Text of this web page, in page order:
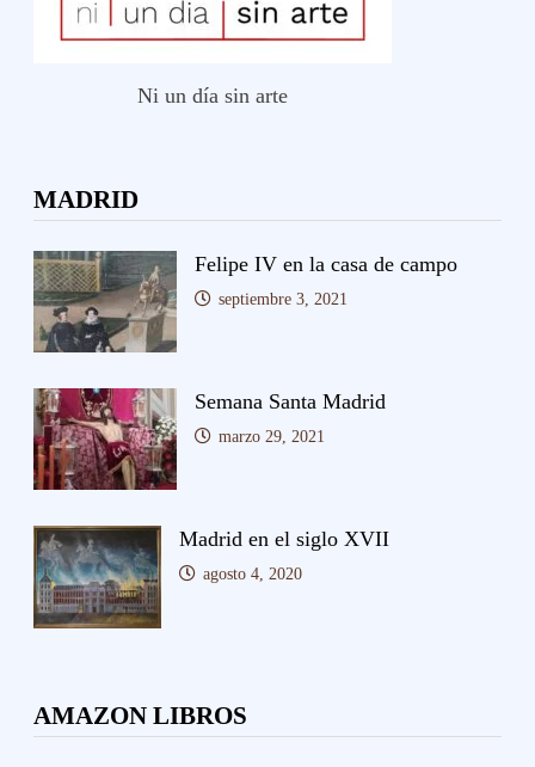
Ni un día sin arte
MADRID
Felipe IV en la casa de campo
septiembre 3, 2021
Semana Santa Madrid
marzo 29, 2021
Madrid en el siglo XVII
agosto 4, 2020
AMAZON LIBROS